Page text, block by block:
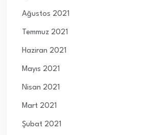
Ağustos 2021
Temmuz 2021
Haziran 2021
Mayıs 2021
Nisan 2021
Mart 2021
Şubat 2021